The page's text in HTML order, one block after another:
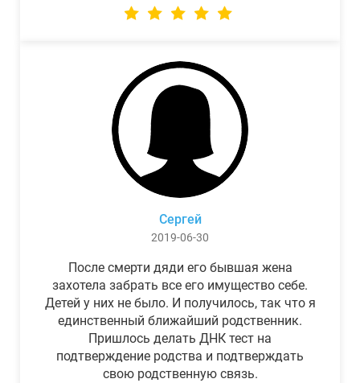
Сергей
2019-06-30
После смерти дяди его бывшая жена
захотела забрать все его имущество себе.
Детей у них не было. И получилось, так что я
единственный ближайший родственник.
Пришлось делать ДНК тест на
подтверждение родства и подтверждать
свою родственную связь.